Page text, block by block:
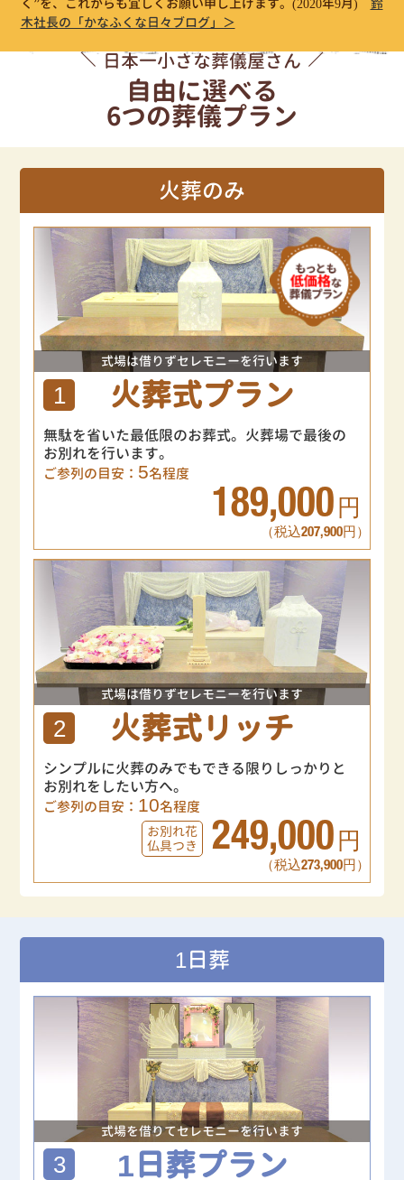
木社長の「かなふくな日々ブログ」＞
日本一小さな葬儀屋さん
自由に選べる
6つの葬儀プラン
火葬のみ
式場は借りずセレモニーを行います
1 火葬式プラン
無駄を省いた最低限のお葬式。火葬場で最後の
お別れを行います。
ご参列の目安： 5名程度
189,000 円
（税込207,900円）
式場は借りずセレモニーを行います
2 火葬式リッチ
シンプルに火葬のみでもできる限りしっかりと
お別れをしたい方へ。
ご参列の目安： 10名程度
お別れ花
仏具つき
249,000 円
（税込273,900円）
1日葬
式場を借りてセレモニーを行います
3 1日葬プラン